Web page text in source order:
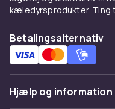
kæledyrsprodukter. Ting
Betalingsalternativ
Hjælp og information